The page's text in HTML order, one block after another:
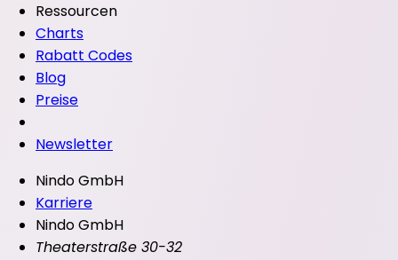
Ressourcen
Charts
Rabatt Codes
Blog
Preise
Newsletter
Nindo GmbH
Karriere
Nindo GmbH
Theaterstraße 30-32